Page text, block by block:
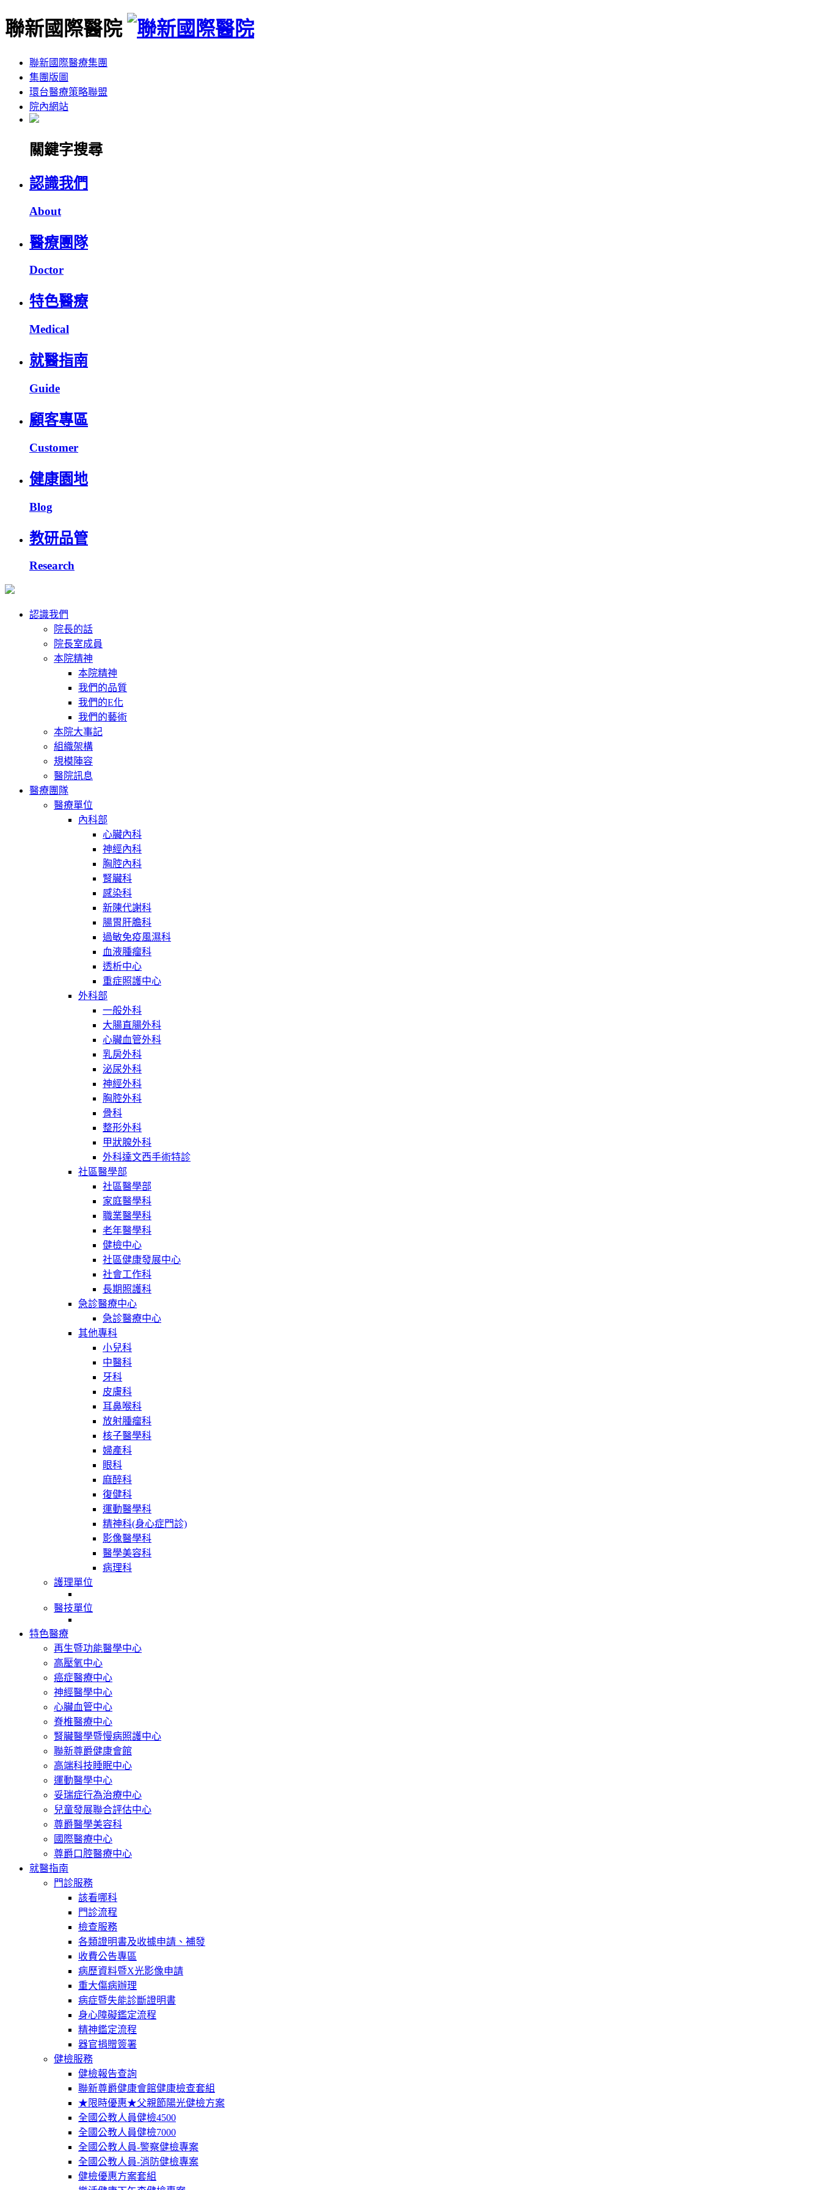
聯新國際醫院
聯新國際醫療集團
集團版圖
環台醫療策略聯盟
院內網站
關鍵字搜尋
認識我們
About
醫療團隊
Doctor
特色醫療
Medical
就醫指南
Guide
顧客專區
Customer
健康園地
Blog
教研品管
Research
認識我們
院長的話
院長室成員
本院精神
本院精神
我們的品質
我們的E化
我們的藝術
本院大事記
組織架構
規模陣容
醫院訊息
醫療團隊
醫療單位
內科部
心臟內科
神經內科
胸腔內科
腎臟科
感染科
新陳代謝科
腸胃肝膽科
過敏免疫風濕科
血液腫瘤科
透析中心
重症照護中心
外科部
一般外科
大腸直腸外科
心臟血管外科
乳房外科
泌尿外科
神經外科
胸腔外科
骨科
整形外科
甲狀腺外科
外科達文西手術特診
社區醫學部
社區醫學部
家庭醫學科
職業醫學科
老年醫學科
健檢中心
社區健康發展中心
社會工作科
長期照護科
急診醫療中心
急診醫療中心
其他專科
小兒科
中醫科
牙科
皮膚科
耳鼻喉科
放射腫瘤科
核子醫學科
婦產科
眼科
麻醉科
復健科
運動醫學科
精神科(身心症門診)
影像醫學科
醫學美容科
病理科
護理單位
醫技單位
特色醫療
再生暨功能醫學中心
高壓氧中心
癌症醫療中心
神經醫學中心
心臟血管中心
脊椎醫療中心
腎臟醫學暨慢病照護中心
聯新尊爵健康會館
高端科技睡眠中心
運動醫學中心
妥瑞症行為治療中心
兒童發展聯合評估中心
尊爵醫學美容科
國際醫療中心
尊爵口腔醫療中心
就醫指南
門診服務
該看哪科
門診流程
檢查服務
各類證明書及收據申請、補發
收費公告專區
病歷資料暨X光影像申請
重大傷病辦理
病症暨失能診斷證明書
身心障礙鑑定流程
精神鑑定流程
器官捐贈簽署
健檢服務
健檢報告查詢
聯新尊爵健康會館健康檢查套組
★限時優惠★父親節陽光健檢方案
全國公教人員健檢4500
全國公教人員健檢7000
全國公教人員-警察健檢專案
全國公教人員-消防健檢專案
健檢優惠方案套組